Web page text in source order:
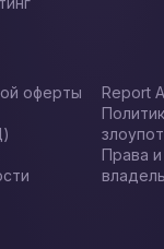
оферты
Report
Права